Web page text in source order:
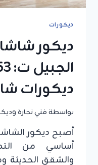
ديكورات
ديكور
ديكورات شاشه 2026
بواسطةفني نجارة
أصبح ديكور
أساسي من
والشقق الحديثة